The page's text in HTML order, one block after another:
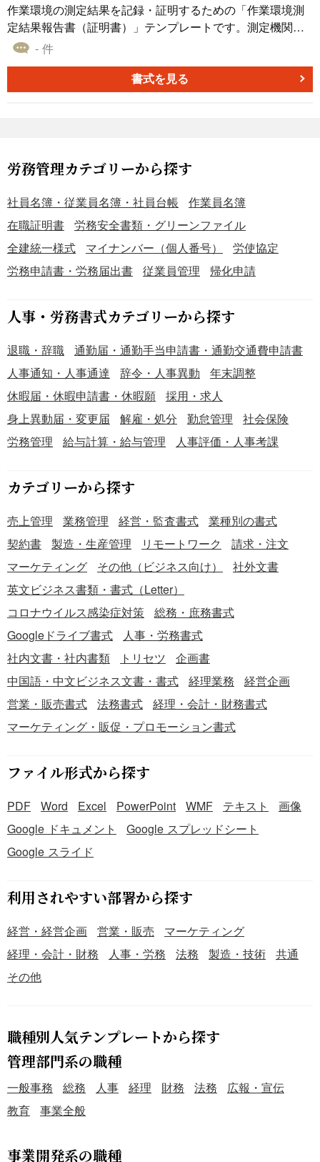
作業環境の測定結果を記録・証明するための「作業環境測
定結果報告書（証明書）」テンプレートです。測定機関の
登録番号や測定士の氏名、測定物質・管理濃度、測定結果
法および関連法令に基づく作業環境管理の証明資料として
利用可能です。 ■作業環境測定結果報告書とは 事業場が委
環境を把握・改善する基礎資料となります。 ■テンプレー
トの利用シーン ＜労働基準監督署への提出資料として＞ 測
定機関による結果証明を添付し、法定の報告手続きに対応
可能です。 ＜社内安全衛生管理の証拠書類として＞ 衛生委
員会や産業医が検討する際の基礎資料として活用できま
す。 ＜作業環境改善計画の策定に＞ 管理区分ごとの測定履
歴を参照し、改善措置の効果検証に役立ちます。 ■作成・
てください。 ＜管理区分を正しく判定＞ 幾何平均値などの
＜衛生委員会や産業医の意見も記載＞ 専門家の意見を添え
て、改善措置の妥当性を示すことが重要です。 ■テンプレ
ートの利用メリット ＜見本付きで作成が容易＞ 記載例を参
考に、初めての作成でもスムーズに記入できます。 ＜公式
様式で安心・無料＞ 労働局公式文書のため安心してご利用
いただけます。 ※出典：「石川労働局ホームページ」（http
作成した参考例です ※法令改正により様式・記載事項が変
ずご確認ください。
- 件
書式を見る
労務管理カテゴリーから探す
社員名簿・従業員名簿・社員台帳
作業員名簿
在職証明書
労務安全書類・グリーンファイル
全建統一様式
マイナンバー（個人番号）
労使協定
労務申請書・労務届出書
従業員管理 帰化申請
人事・労務書式カテゴリーから探す
退職・辞職
通勤届・通勤手当申請書・通勤交通費申請書
人事通知・人事通達
辞令・人事異動
年末調整
休暇届・休暇申請書・休暇願
採用・求人
身上異動届・変更届
解雇・処分 勤怠管理
社会保険
労務管理
給与計算・給与管理 人事評価・人事考課
カテゴリーから探す
売上管理 業務管理 経営・監査書式
業種別の書式
契約書
製造・生産管理 リモートワーク
請求・注文
マーケティング
その他（ビジネス向け）
社外文書
英文ビジネス書類・書式（Letter）
コロナウイルス感染症対策
総務・庶務書式
Googleドライブ書式
人事・労務書式
社内文書・社内書類
トリセツ
企画書
中国語・中文ビジネス文書・書式
経理業務
経営企画
営業・販売書式
法務書式
経理・会計・財務書式
マーケティング・販促・プロモーション書式
ファイル形式から探す
PDF Word Excel PowerPoint WMF テキスト
画像
Google ドキュメント
Google スプレッドシート
Google スライド
利用されやすい部署から探す
経営・経営企画 営業・販売
マーケティング
経理・会計・財務
人事・労務 法務 製造・技術
共通
その他
職種別人気テンプレートから探す
管理部門系の職種
一般事務 総務 人事 経理 財務 法務
広報・宣伝
教育
事業全般
事業開発系の職種